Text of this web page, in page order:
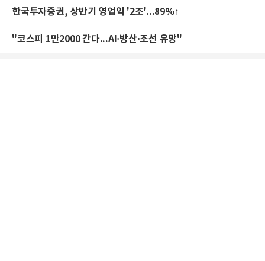
한국투자증권, 상반기 영업익 '2조'...89%↑
"코스피 1만2000 간다...AI·방산·조선 유망"